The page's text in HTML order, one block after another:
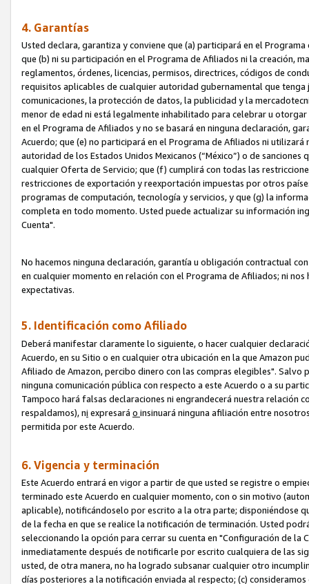
4. Garantías
Usted declara, garantiza y conviene que (a) participará en el
que (b) ni su participación en el Programa de Afiliados ni la creación,
reglamentos, órdenes, licencias, permisos, directrices, códigos de
requisitos aplicables de cualquier autoridad gubernamental que
comunicaciones, la protección de datos, la publicidad y la
menor de edad ni está legalmente inhabilitado para celebrar u
en el Programa de Afiliados y no se basará en ninguna declaración,
Acuerdo; que (e) no participará en el Programa de Afiliados ni
autoridad de los Estados Unidos Mexicanos (“México”) o de
cualquier Oferta de Servicio; que (f) cumplirá con todas las
restricciones de exportación y reexportación impuestas por otros
programas de computación, tecnología y servicios, y que (g) la
completa en todo momento. Usted puede actualizar su información
Cuenta".
No hacemos ninguna declaración, garantía u obligación contractual
en cualquier momento en relación con el Programa de Afiliados; ni
expectativas.
5. Identificación como Afiliado
Deberá manifestar claramente lo siguiente, o hacer cualquier
Acuerdo, en su Sitio o en cualquier otra ubicación en la que Amazon
Afiliado de Amazon, percibo dinero con las compras elegibles". Salvo
ninguna comunicación pública con respecto a este Acuerdo o a su
Tampoco hará falsas declaraciones ni engrandecerá nuestra relación
respaldamos), ni expresará o insinuará ninguna afiliación entre
permitida por este Acuerdo.
6. Vigencia y terminación
Este Acuerdo entrará en vigor a partir de que usted se registre o
terminado este Acuerdo en cualquier momento, con o sin motivo
aplicable), notificándoselo por escrito a la otra parte; disponiéndose
de la fecha en que se realice la notificación de terminación. Usted
seleccionando la opción para cerrar su cuenta en "Configuración de
inmediatamente después de notificarle por escrito cualquiera de las
usted, de otra manera, no ha logrado subsanar cualquier otro
días posteriores a la notificación enviada al respecto; (c)